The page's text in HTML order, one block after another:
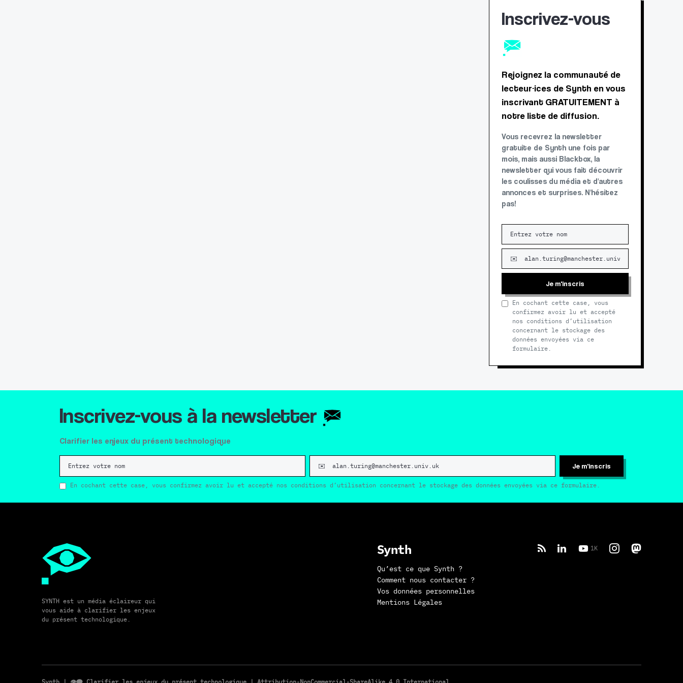
Inscrivez-vous
Rejoignez la communauté de
lecteur·ices de Synth en vous
inscrivant GRATUITEMENT à
notre liste de diffusion.
Vous recevrez la newsletter
gratuite de Synth une fois par
mois, mais aussi Blackbox, la
newsletter qui vous fait découvrir
les coulisses du média et d'autres
annonces et surprises. N'hésitez
pas!
Je m'inscris
En cochant cette case, vous
confirmez avoir lu et accepté
nos conditions d’utilisation
concernant le stockage des
données envoyées via ce
formulaire.
Inscrivez-vous à la newsletter
Clarifier les enjeux du présent technologique
Je m'inscris
En cochant cette case, vous confirmez avoir lu et accepté nos conditions d’utilisation concernant le stockage des données envoyées via ce formulaire.
SYNTH est un média éclaireur qui
vous aide à clarifier les enjeux
du présent technologique.
Synth
Qu’est ce que Synth ?
Comment nous contacter ?
Vos données personnelles
Mentions Légales
1K